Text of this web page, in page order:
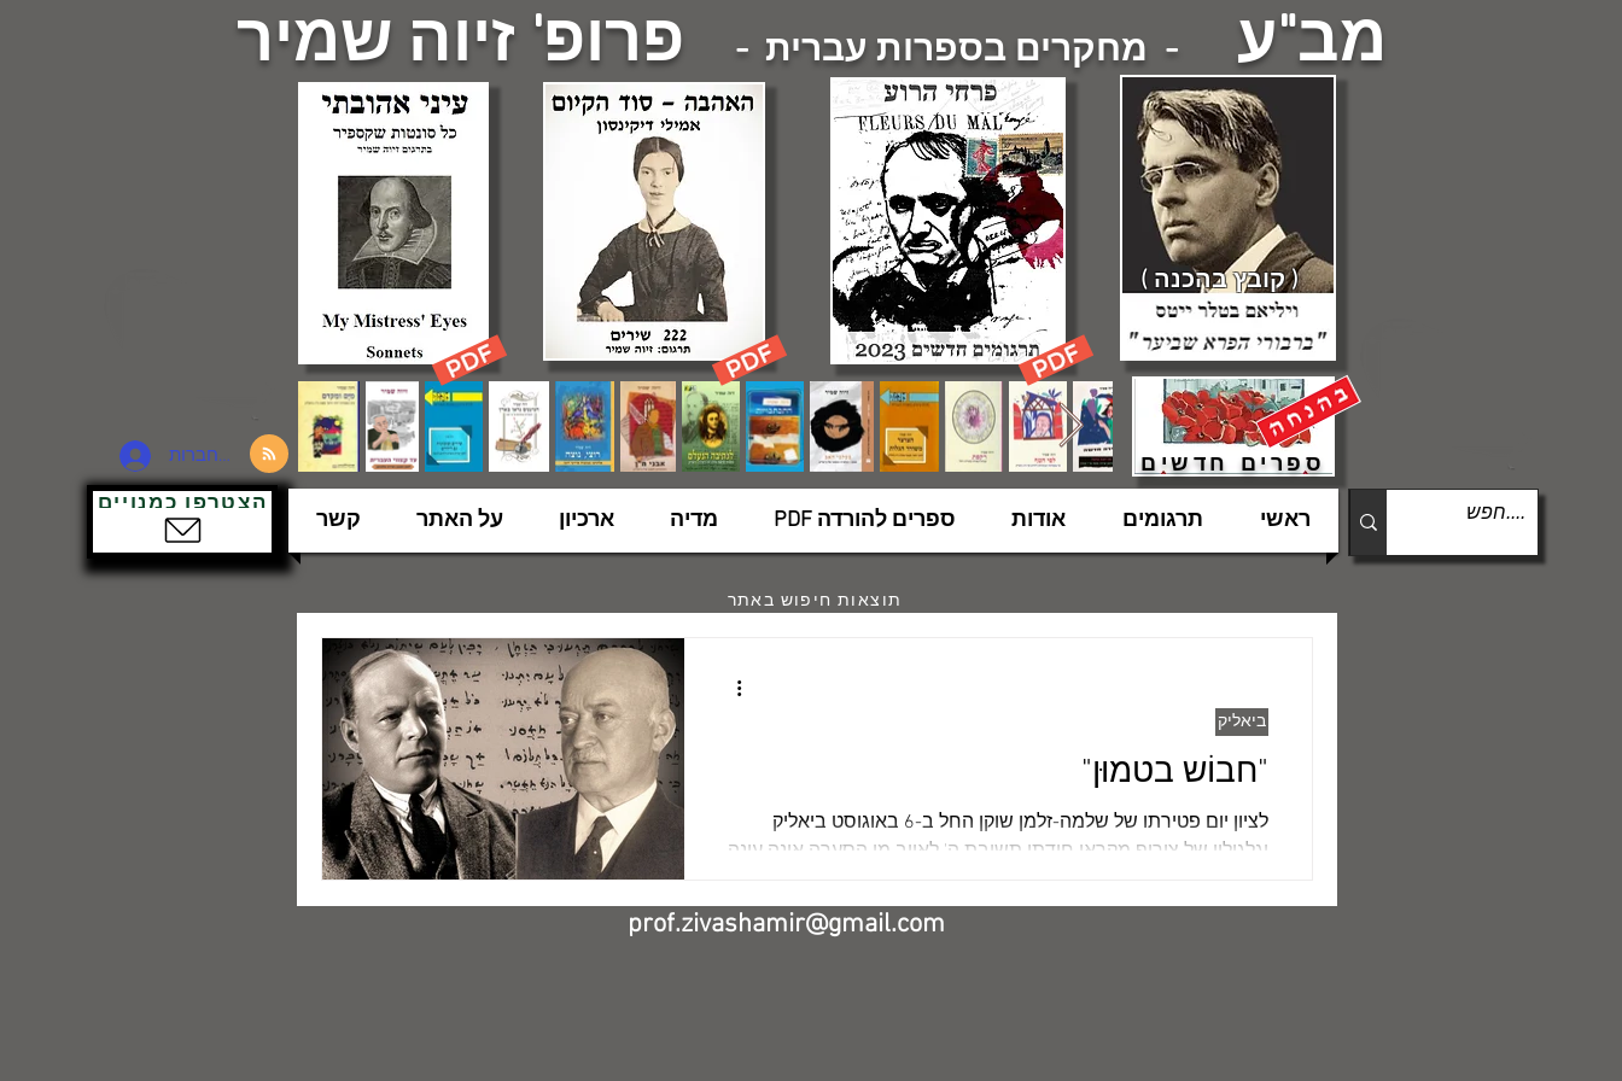
מב"ע - מחקרים בספרות עברית - פרופ' זיוה שמיר
ספרים חדשים
( קובץ בהכנה )
להתחברות
הצטרפו כמנויים
ראשי תרגומים אודות ספרים להורדה PDF מדיה ארכיון על האתר קשר
תוצאות חיפוש באתר
"חבוֹש בטמוּן"
לציון יום פטירתו של שלמה-זלמן שוקן החל ב-6 באוגוסט ביאליק
וגלגוליו של צירוף מקראי חידתי תשובת ה' לאיוב מן הסערה אינה עונה
ביאליק
prof.zivashamir@gmail.com